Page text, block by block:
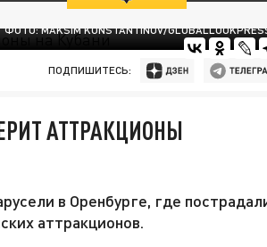
ФОТО: MAKSIM KONSTANTINOV/
ПОДПИШИТЕСЬ:
АТТРАКЦИОНЫ
в Оренбурге, где
аттракционов.